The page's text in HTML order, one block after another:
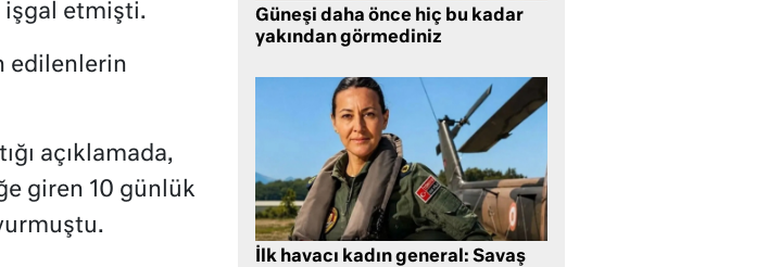
işgal etmişti.
edilenlerin
açıklamada,
giren 10 günlük
Güneşi daha önce hiç bu kadar
yakından görmediniz
İlk havacı kadın general: Savaş